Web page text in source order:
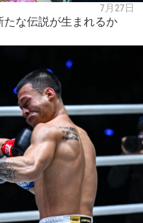
7月27日
たな伝説が生まれるか